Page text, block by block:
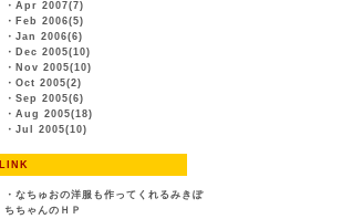
・ Apr 2007(7)
・ Feb 2006(5)
・ Jan 2006(6)
・ Dec 2005(10)
・ Nov 2005(10)
・ Oct 2005(2)
・ Sep 2005(6)
・ Aug 2005(18)
・ Jul 2005(10)
LINK
・ なちゅおの洋服も作ってくれるみきぽ
ちちゃんのＨＰ